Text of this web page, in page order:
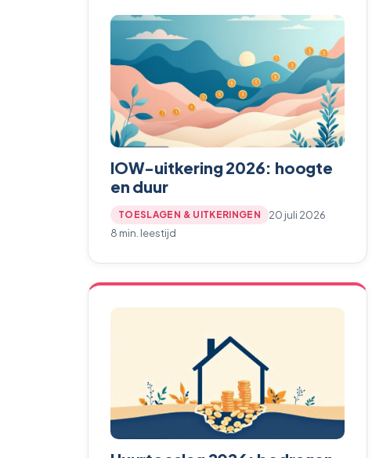
IOW-uitkering 2026: hoogte
en duur
TOESLAGEN & UITKERINGEN
20 juli 2026
8 min. leestijd